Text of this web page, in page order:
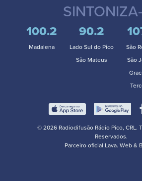
100.2
Madalena
90.2
Lado Sul do Pico
São Mateus
São
São
© 2026 Radiodifusão Rádio Pico, CRL.
Reservados.
Parceiro oficial Lava. Web &